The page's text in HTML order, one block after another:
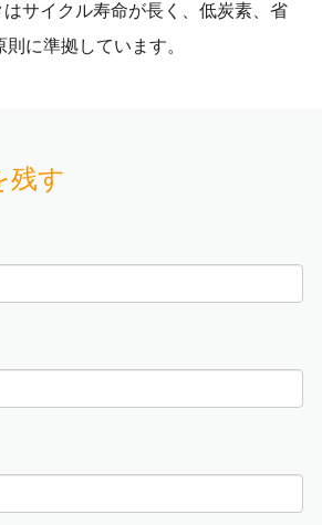
サイクル寿命が長く、低炭素、省
に準拠しています。
残す